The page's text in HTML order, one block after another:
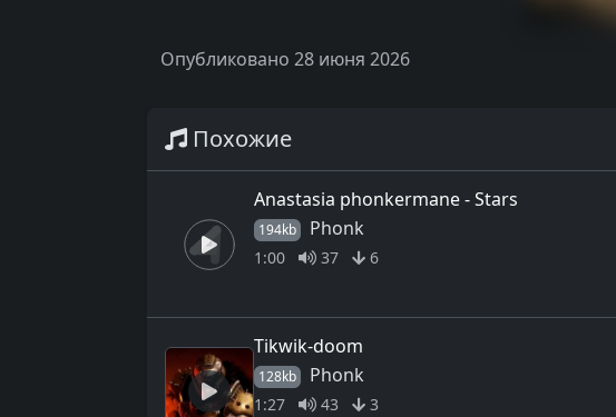
Опубликовано 28 июня 2026
Похожие
Anastasia phonkermane - Stars
194kb Phonk
1:00 37 6
Tikwik-doom
128kb Phonk
1:27 43 3